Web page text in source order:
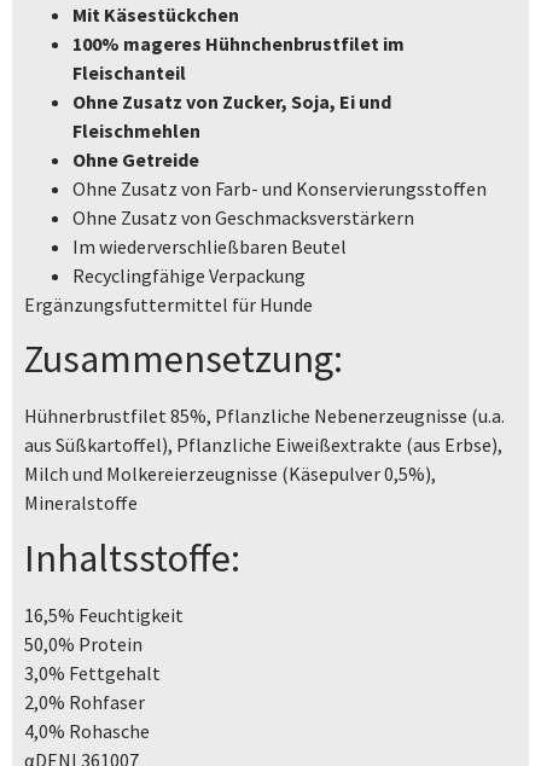
Mit Käsestückchen
100% mageres Hühnchenbrustfilet im
Fleischanteil
Ohne Zusatz von Zucker, Soja, Ei und
Fleischmehlen
Ohne Getreide
Ohne Zusatz von Farb- und Konservierungsstoffen
Ohne Zusatz von Geschmacksverstärkern
Im wiederverschließbaren Beutel
Recyclingfähige Verpackung
Ergänzungsfuttermittel für Hunde
Zusammensetzung:
Hühnerbrustfilet 85%, Pflanzliche Nebenerzeugnisse (u.a.
aus Süßkartoffel), Pflanzliche Eiweißextrakte (aus Erbse),
Milch und Molkereierzeugnisse (Käsepulver 0,5%),
Mineralstoffe
Inhaltsstoffe:
16,5% Feuchtigkeit
50,0% Protein
3,0% Fettgehalt
2,0% Rohfaser
4,0% Rohasche
αDENI 361007